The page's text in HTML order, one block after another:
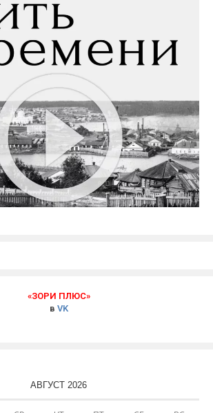
«ЗОРИ ПЛЮС»
в VK
АВГУСТ 2026